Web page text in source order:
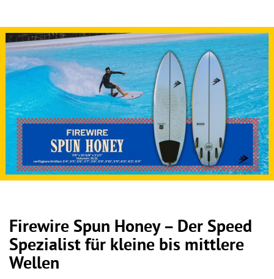
Firewire Spun Honey – Der Speed
Spezialist für kleine bis mittlere
Wellen